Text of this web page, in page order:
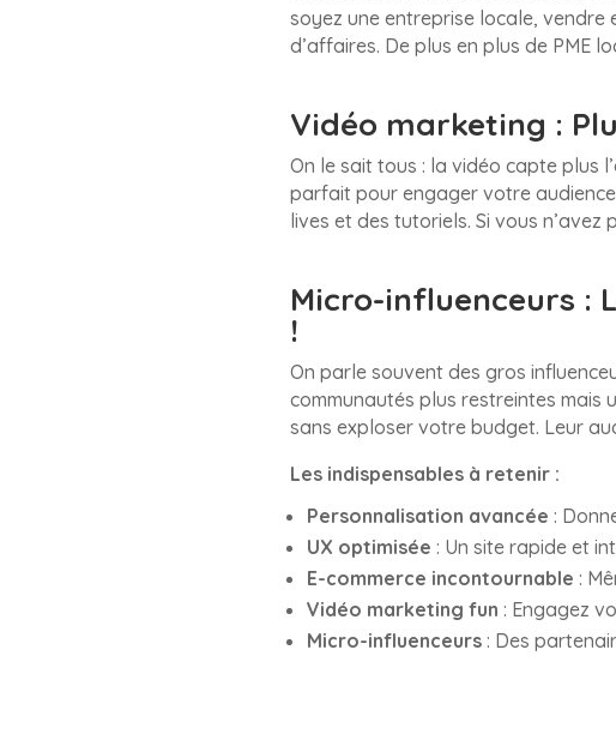
soyez une entreprise locale,
d’affaires. De plus en plus de PME
Vidéo marketing :
On le sait tous : la vidéo capte plus
parfait pour engager votre
lives et des tutoriels. Si vous
Micro-influenceurs :
!
On parle souvent des gros
communautés plus restreintes
sans exploser votre budget. Leur
Les indispensables à retenir :
Personnalisation avancée :
UX optimisée : Un site rapide et
E-commerce incontournable :
Vidéo marketing fun : Engagez
Micro-influenceurs: Des